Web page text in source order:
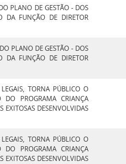
PLANO DE GESTÃO - DOS
DA FUNÇÃO DE DIRETOR
PLANO DE GESTÃO - DOS
DA FUNÇÃO DE DIRETOR
TORNA PÚBLICO O
DO PROGRAMA CRIANÇA
EXITOSAS DESENVOLVIDAS
TORNA PÚBLICO O
DO PROGRAMA CRIANÇA
EXITOSAS DESENVOLVIDAS